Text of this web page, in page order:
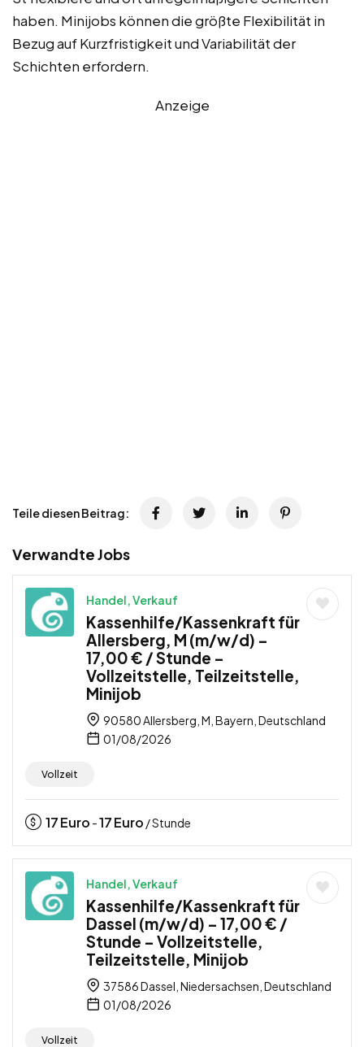
haben. Minijobs können die größte Flexibilität in
Bezug auf Kurzfristigkeit und Variabilität der
Schichten erfordern.
Anzeige
Teile diesen Beitrag:
Verwandte Jobs
Handel, Verkauf
Kassenhilfe/Kassenkraft für
Allersberg, M (m/w/d) –
17,00 € / Stunde –
Vollzeitstelle, Teilzeitstelle,
Minijob
90580 Allersberg, M, Bayern, Deutschland
01/08/2026
Vollzeit
17Euro -17Euro / Stunde
Handel, Verkauf
Kassenhilfe/Kassenkraft für
Dassel (m/w/d) – 17,00 € /
Stunde – Vollzeitstelle,
Teilzeitstelle, Minijob
37586 Dassel, Niedersachsen, Deutschland
01/08/2026
Vollzeit